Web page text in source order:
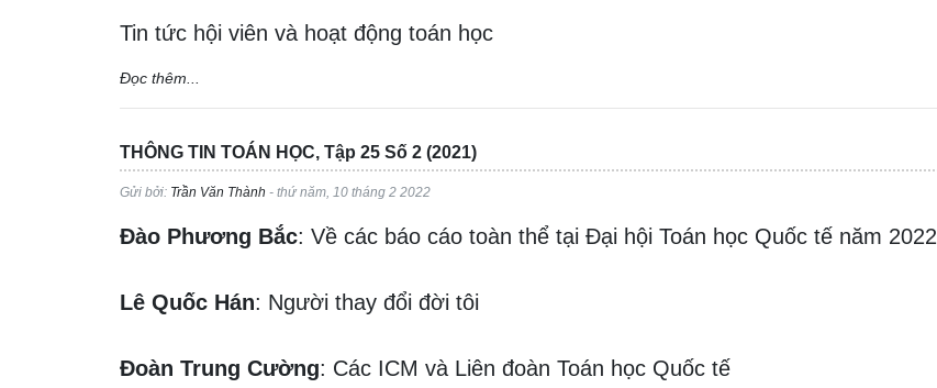
Tin tức hội viên và hoạt động toán học
Đọc thêm...
THÔNG TIN TOÁN HỌC, Tập 25 Số 2 (2021)
Gửi bởi: Trần Văn Thành - thứ năm, 10 tháng 2 2022
Đào Phương Bắc: Về các báo cáo toàn thể tại Đại hội Toán học Quốc tế năm 2022
Lê Quốc Hán: Người thay đổi đời tôi
Đoàn Trung Cường: Các ICM và Liên đoàn Toán học Quốc tế